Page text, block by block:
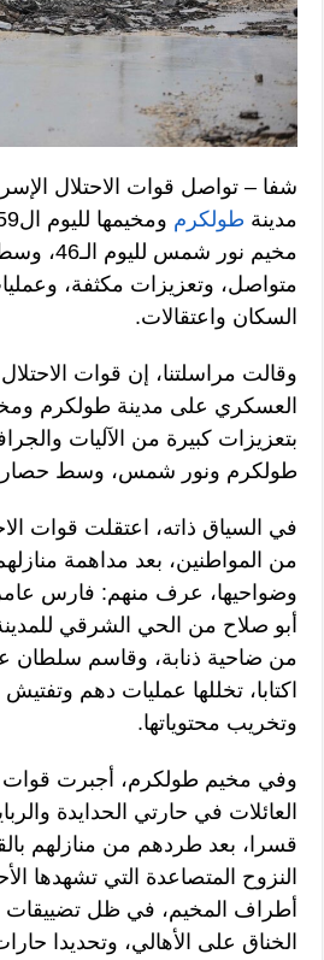
شفا – تواصل قوات الاحتلال
مدينة طولكرم
مخيم نور
متواصل، وتعزيزات مكثفة،
السكان واعتقالات.
وقالت مراسلتنا، إن قوات
العسكري على مدينة طولكرم
بتعزيزات كبيرة من الآليات
طولكرم ونور شمس، وسط
في السياق ذاته، اعتقلت قوات
من المواطنين، بعد مداهمة
وضواحيها، عرف منهم: فارس
أبو صلاح من الحي الشرقي
من ضاحية ذنابة، وقاسم سلطان
اكتابا، تخللها عمليات دهم
وتخريب محتوياتها.
وفي مخيم طولكرم، أجبرت قوات
العائلات في حارتي الحدايدة
قسرا، بعد طردهم من منازلهم
النزوح المتصاعدة التي تشهدها
أطراف المخيم، في ظل
الخناق على الأهالي، وتحديدا